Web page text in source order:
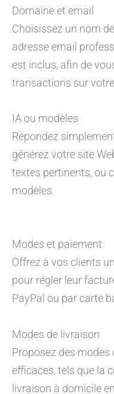
Domaine et email
Choisissez un nom
adresse email
est inclus, afin de
transactions sur
IA ou modèles
Répondez
générez votre site
textes pertinents, ou
modèles.
Modes et paiement
Offrez à vos clients
pour régler leur
PayPal ou par carte
Modes de livraison
Proposez des
efficaces, tels que la
livraison à domicile